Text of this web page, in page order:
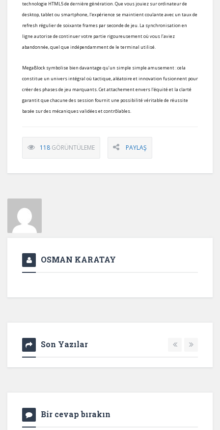
technologie HTML5 de dernière génération. Que vous jouiez sur ordinateur de
desktop, tablet ou smartphone, l’expérience se maintient coulante avec un taux de
refresh régulier de soixante frames par seconde de jeu. La synchronisation en
ligne autorise de continuer votre partie rigoureusement où vous l’aviez
abandonnée, quel que indépendamment de le terminal utilisé.
MegaBlock symbolise bien davantage qu’un simple simple amusement : cela
constitue un univers intégral où tactique, aléatoire et innovation fusionnent pour
créer des phases de jeu marquants. Cet attachement envers l’équité et la clarté
garantit que chacune des session fournit une possibilité véritable de réussite
basée sur des mécaniques validées et contrôlables.
118 GÖRÜNTÜLEME PAYLAŞ
OSMAN KARATAY
Son Yazılar
Bir cevap bırakın